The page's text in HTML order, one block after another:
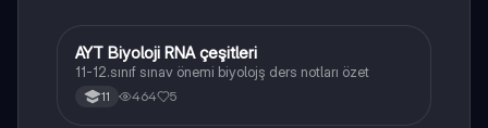
Biyoloji
AYT Biyoloji RNA çeşitleri
11-12.sınıf sınav önemi biyolojş ders notları özet
11 464 5